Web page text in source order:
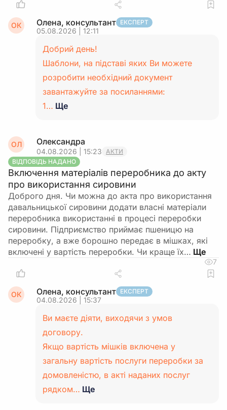
ОК Олена, консультант ЕКСПЕРТ
05.08.2026 | 12:11
Добрий день!
Шаблони, на підставі яких Ви можете
розробити необхідний документ
завантажуйте за посиланнями:
1… Ще
ОЛ Олександра
04.08.2026 | 15:23 АКТИ
ВІДПОВІДЬ НАДАНО
Включення матеріалів переробника до акту
про використання сировини
Доброго дня. Чи можна до акта про використання
давальницької сировини додати власні матеріали
переробника використанні в процесі переробки
сировини. Підприємство приймає пшеницю на
переробку, а вже борошно передає в мішках, які
включені у вартість переробки. Чи краще їх…
7
ОК Олена, консультант ЕКСПЕРТ
04.08.2026 | 15:37
Ви маєте діяти, виходячи з умов
договору.
Якщо вартість мішків включена у
загальну вартість послуги переробки за
домовленістю, в акті наданих послуг
рядком… Ще